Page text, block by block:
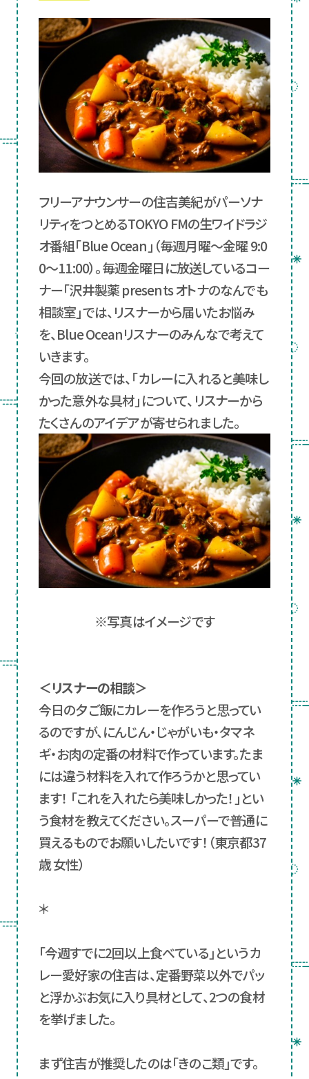
フリーアナウンサーの住吉美紀がパーソナ
リティをつとめるTOKYO FMの生ワイドラジ
オ番組「Blue Ocean」（毎週月曜～金曜 9:0
0～11:00）。毎週金曜日に放送しているコー
ナー「沢井製薬 presents オトナのなんでも
相談室」では、リスナーから届いたお悩み
を、Blue Oceanリスナーのみんなで考えて
いきます。
今回の放送では、「カレーに入れると美味し
かった意外な具材」について、リスナーから
たくさんのアイデアが寄せられました。
※写真はイメージです
＜リスナーの相談＞
今日の夕ご飯にカレーを作ろうと思ってい
るのですが、にんじん・じゃがいも・タマネ
ギ・お肉の定番の材料で作っています。たま
には違う材料を入れて作ろうかと思ってい
ます！ 「これを入れたら美味しかった！」とい
う食材を教えてください。スーパーで普通に
買えるものでお願いしたいです！（東京都37
歳 女性）
＊
「今週すでに2回以上食べている」というカ
レー愛好家の住吉は、定番野菜以外でパッ
と浮かぶお気に入り具材として、2つの食材
を挙げました。
まず住吉が推奨したのは「きのこ類」です。